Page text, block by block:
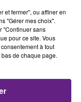
Aubry
et fermer", ou affiner en
"Gérer mes choix".
"Continuer sans
pour ce site. Vous
à tout
de chaque page.